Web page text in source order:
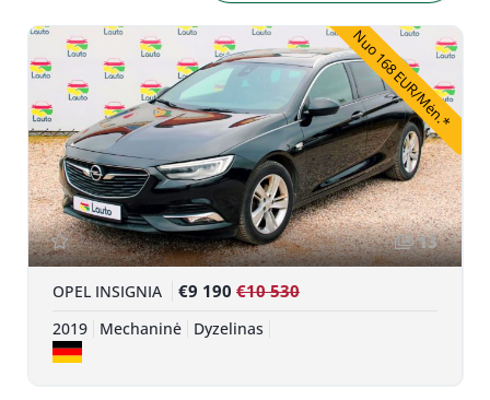
Nuo 168 EUR/Mėn.*
13
OPEL INSIGNIA €9 190 €10 530
2019 Mechaninė Dyzelinas